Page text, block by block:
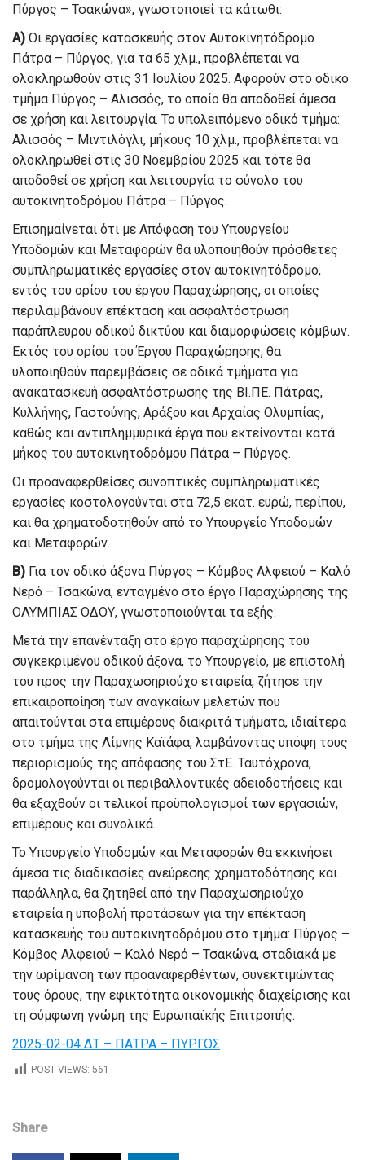
Πύργος – Τσακώνα», γνωστοποιεί τα κάτωθι:
Α) Οι εργασίες κατασκευής στον Αυτοκινητόδρομο
Πάτρα – Πύργος, για τα 65 χλμ., προβλέπεται να
ολοκληρωθούν στις 31 Ιουλίου 2025. Αφορούν στο οδικό
τμήμα Πύργος – Αλισσός, το οποίο θα αποδοθεί άμεσα
σε χρήση και λειτουργία. Το υπολειπόμενο οδικό τμήμα:
Αλισσός – Μιντιλόγλι, μήκους 10 χλμ., προβλέπεται να
ολοκληρωθεί στις 30 Νοεμβρίου 2025 και τότε θα
αποδοθεί σε χρήση και λειτουργία το σύνολο του
αυτοκινητοδρόμου Πάτρα – Πύργος.
Επισημαίνεται ότι με Απόφαση του Υπουργείου
Υποδομών και Μεταφορών θα υλοποιηθούν πρόσθετες
συμπληρωματικές εργασίες στον αυτοκινητόδρομο,
εντός του ορίου του έργου Παραχώρησης, οι οποίες
περιλαμβάνουν επέκταση και ασφαλτόστρωση
παράπλευρου οδικού δικτύου και διαμορφώσεις κόμβων.
Εκτός του ορίου του Έργου Παραχώρησης, θα
υλοποιηθούν παρεμβάσεις σε οδικά τμήματα για
ανακατασκευή ασφαλτόστρωσης της ΒΙ.ΠΕ. Πάτρας,
Κυλλήνης, Γαστούνης, Αράξου και Αρχαίας Ολυμπίας,
καθώς και αντιπλημμυρικά έργα που εκτείνονται κατά
μήκος του αυτοκινητοδρόμου Πάτρα – Πύργος.
Οι προαναφερθείσες συνοπτικές συμπληρωματικές
εργασίες κοστολογούνται στα 72,5 εκατ. ευρώ, περίπου,
και θα χρηματοδοτηθούν από το Υπουργείο Υποδομών
και Μεταφορών.
Β) Για τον οδικό άξονα Πύργος – Κόμβος Αλφειού – Καλό
Νερό – Τσακώνα, ενταγμένο στο έργο Παραχώρησης της
ΟΛΥΜΠΙΑΣ ΟΔΟΥ, γνωστοποιούνται τα εξής:
Μετά την επανένταξη στο έργο παραχώρησης του
συγκεκριμένου οδικού άξονα, το Υπουργείο, με επιστολή
του προς την Παραχωσηριούχο εταιρεία, ζήτησε την
επικαιροποίηση των αναγκαίων μελετών που
απαιτούνται στα επιμέρους διακριτά τμήματα, ιδιαίτερα
στο τμήμα της Λίμνης Καϊάφα, λαμβάνοντας υπόψη τους
περιορισμούς της απόφασης του ΣτΕ. Ταυτόχρονα,
δρομολογούνται οι περιβαλλοντικές αδειοδοτήσεις και
θα εξαχθούν οι τελικοί προϋπολογισμοί των εργασιών,
επιμέρους και συνολικά.
Το Υπουργείο Υποδομών και Μεταφορών θα εκκινήσει
άμεσα τις διαδικασίες ανεύρεσης χρηματοδότησης και
παράλληλα, θα ζητηθεί από την Παραχωσηριούχο
εταιρεία η υποβολή προτάσεων για την επέκταση
κατασκευής του αυτοκινητοδρόμου στο τμήμα: Πύργος –
Κόμβος Αλφειού – Καλό Νερό – Τσακώνα, σταδιακά με
την ωρίμανση των προαναφερθέντων, συνεκτιμώντας
τους όρους, την εφικτότητα οικονομικής διαχείρισης και
τη σύμφωνη γνώμη της Ευρωπαϊκής Επιτροπής.
2025-02-04 ΔΤ – ΠΑΤΡΑ – ΠΥΡΓΟΣ
POST VIEWS: 561
Share